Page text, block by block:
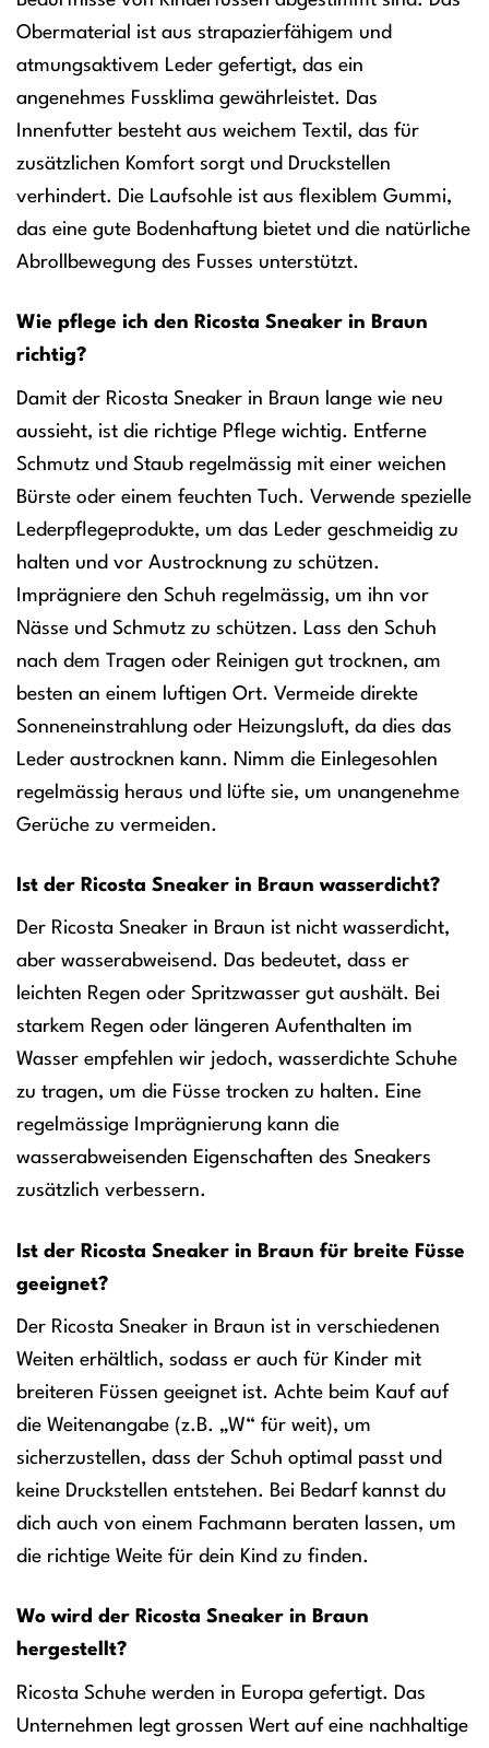
Obermaterial ist aus strapazierfähigem und
atmungsaktivem Leder gefertigt, das ein
angenehmes Fussklima gewährleistet. Das
Innenfutter besteht aus weichem Textil, das für
zusätzlichen Komfort sorgt und Druckstellen
verhindert. Die Laufsohle ist aus flexiblem Gummi,
das eine gute Bodenhaftung bietet und die natürliche
Abrollbewegung des Fusses unterstützt.
Wie pflege ich den Ricosta Sneaker in Braun
richtig?
Damit der Ricosta Sneaker in Braun lange wie neu
aussieht, ist die richtige Pflege wichtig. Entferne
Schmutz und Staub regelmässig mit einer weichen
Bürste oder einem feuchten Tuch. Verwende spezielle
Lederpflegeprodukte, um das Leder geschmeidig zu
halten und vor Austrocknung zu schützen.
Imprägniere den Schuh regelmässig, um ihn vor
Nässe und Schmutz zu schützen. Lass den Schuh
nach dem Tragen oder Reinigen gut trocknen, am
besten an einem luftigen Ort. Vermeide direkte
Sonneneinstrahlung oder Heizungsluft, da dies das
Leder austrocknen kann. Nimm die Einlegesohlen
regelmässig heraus und lüfte sie, um unangenehme
Gerüche zu vermeiden.
Ist der Ricosta Sneaker in Braun wasserdicht?
Der Ricosta Sneaker in Braun ist nicht wasserdicht,
aber wasserabweisend. Das bedeutet, dass er
leichten Regen oder Spritzwasser gut aushält. Bei
starkem Regen oder längeren Aufenthalten im
Wasser empfehlen wir jedoch, wasserdichte Schuhe
zu tragen, um die Füsse trocken zu halten. Eine
regelmässige Imprägnierung kann die
wasserabweisenden Eigenschaften des Sneakers
zusätzlich verbessern.
Ist der Ricosta Sneaker in Braun für breite Füsse
geeignet?
Der Ricosta Sneaker in Braun ist in verschiedenen
Weiten erhältlich, sodass er auch für Kinder mit
breiteren Füssen geeignet ist. Achte beim Kauf auf
die Weitenangabe (z.B. „W“ für weit), um
sicherzustellen, dass der Schuh optimal passt und
keine Druckstellen entstehen. Bei Bedarf kannst du
dich auch von einem Fachmann beraten lassen, um
die richtige Weite für dein Kind zu finden.
Wo wird der Ricosta Sneaker in Braun
hergestellt?
Ricosta Schuhe werden in Europa gefertigt. Das
Unternehmen legt grossen Wert auf eine nachhaltige